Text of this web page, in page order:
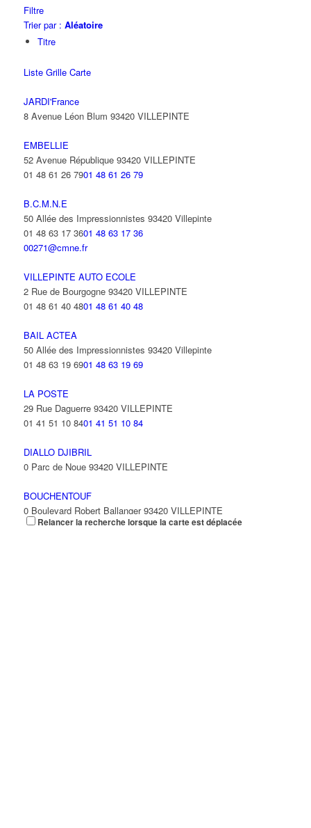
Filtre
Trier par : Aléatoire
Titre
Liste Grille Carte
JARDI'France
8 Avenue Léon Blum 93420 VILLEPINTE
EMBELLIE
52 Avenue République 93420 VILLEPINTE
01 48 61 26 7901 48 61 26 79
B.C.M.N.E
50 Allée des Impressionnistes 93420 Villepinte
01 48 63 17 3601 48 63 17 36
00271@cmne.fr
VILLEPINTE AUTO ECOLE
2 Rue de Bourgogne 93420 VILLEPINTE
01 48 61 40 4801 48 61 40 48
BAIL ACTEA
50 Allée des Impressionnistes 93420 Villepinte
01 48 63 19 6901 48 63 19 69
LA POSTE
29 Rue Daguerre 93420 VILLEPINTE
01 41 51 10 8401 41 51 10 84
DIALLO DJIBRIL
0 Parc de Noue 93420 VILLEPINTE
BOUCHENTOUF
0 Boulevard Robert Ballanger 93420 VILLEPINTE
Relancer la recherche lorsque la carte est déplacée